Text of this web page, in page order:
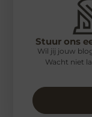
Stuur ons
Wil jij jouw
Wacht niet